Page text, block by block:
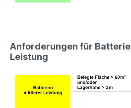
Anforderungen für
Leistung